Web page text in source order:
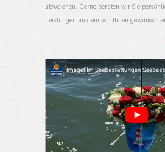
abweichen. Gerne beraten wir Sie
Leistungen an dem von Ihnen